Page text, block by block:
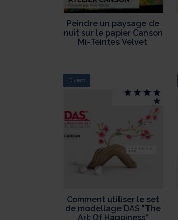
Peindre un paysage de
nuit sur le papier Canson
Mi-Teintes Velvet
Divers
Comment utiliser le set
de modellage DAS "The
Art Of Happiness"